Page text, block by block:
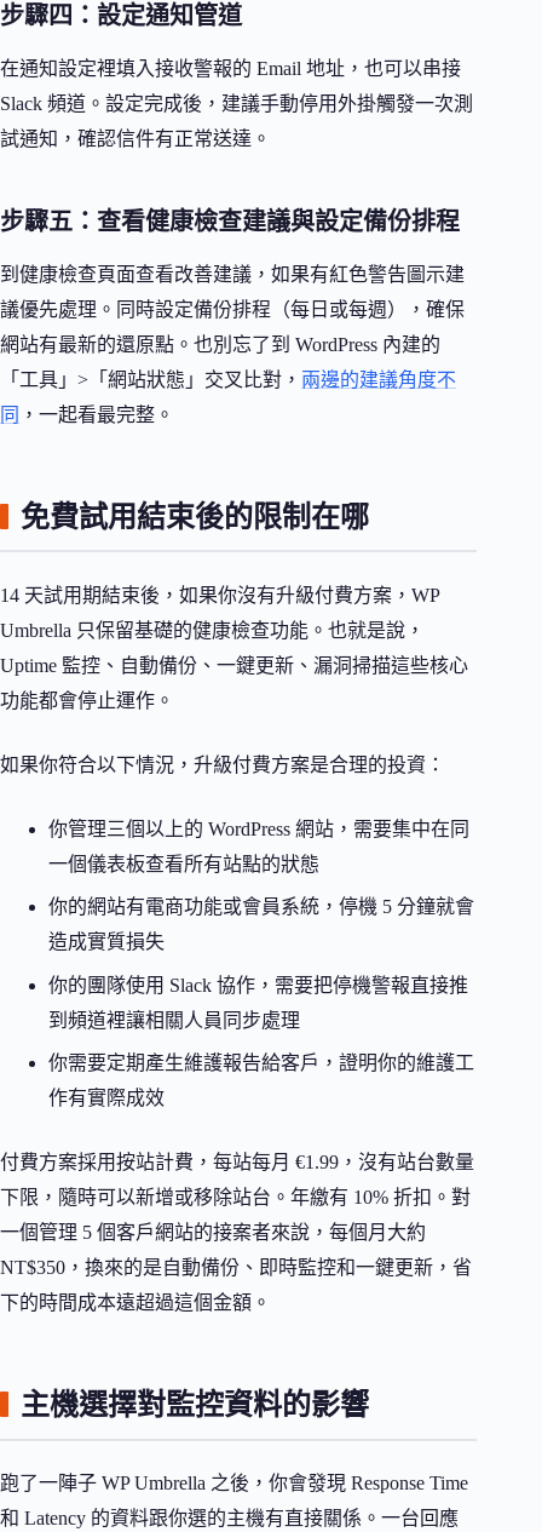
步驟四：設定通知管道
在通知設定裡填入接收警報的 Email 地址，也可以串接
Slack 頻道。設定完成後，建議手動停用外掛觸發一次測
試通知，確認信件有正常送達。
步驟五：查看健康檢查建議與設定備份排程
到健康檢查頁面查看改善建議，如果有紅色警告圖示建
議優先處理。同時設定備份排程（每日或每週），確保
網站有最新的還原點。也別忘了到 WordPress 內建的
「工具」>「網站狀態」交叉比對， 兩邊的建議角度不
同 ，一起看最完整。
免費試用結束後的限制在哪
14 天試用期結束後，如果你沒有升級付費方案，WP
Umbrella 只保留基礎的健康檢查功能。也就是說，
Uptime 監控、自動備份、一鍵更新、漏洞掃描這些核心
功能都會停止運作。
如果你符合以下情況，升級付費方案是合理的投資：
你管理三個以上的 WordPress 網站，需要集中在同
一個儀表板查看所有站點的狀態
你的網站有電商功能或會員系統，停機 5 分鐘就會
造成實質損失
你的團隊使用 Slack 協作，需要把停機警報直接推
到頻道裡讓相關人員同步處理
你需要定期產生維護報告給客戶，證明你的維護工
作有實際成效
付費方案採用按站計費，每站每月 €1.99，沒有站台數量
下限，隨時可以新增或移除站台。年繳有 10% 折扣。對
一個管理 5 個客戶網站的接案者來說，每個月大約
NT$350，換來的是自動備份、即時監控和一鍵更新，省
下的時間成本遠超過這個金額。
主機選擇對監控資料的影響
跑了一陣子 WP Umbrella 之後，你會發現 Response Time
和 Latency 的資料跟你選的主機有直接關係。一台回應